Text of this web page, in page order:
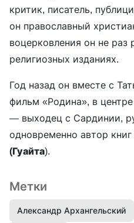
критик, писатель,
он православный
воцерковления он не раз
религиозных изданиях.
Год назад он вместе с
фильм «Родина», в
— выходец с Сардинии,
одновременно автор
(Гуайта).
Метки
Александр Архангельский